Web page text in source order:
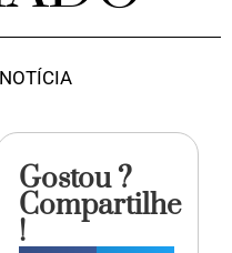
Gostou ?
Compartilhe
!